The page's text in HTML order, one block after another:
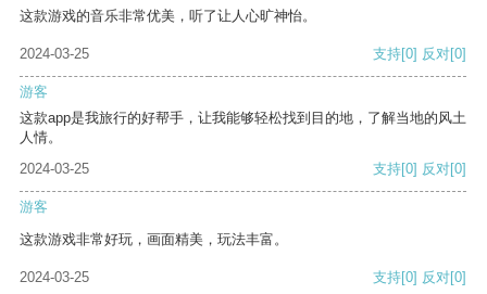
这款游戏的音乐非常优美，听了让人心旷神怡。
2024-03-25 支持[0] 反对[0]
游客
这款app是我旅行的好帮手，让我能够轻松找到目的地，了解当地的风土
人情。
2024-03-25
支持[0] 反对[0]
游客
这款游戏非常好玩，画面精美，玩法丰富。
2024-03-25 支持[0] 反对[0]